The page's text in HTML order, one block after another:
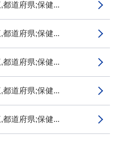
道府県;保健...
道府県;保健...
道府県;保健...
道府県;保健...
道府県;保健...